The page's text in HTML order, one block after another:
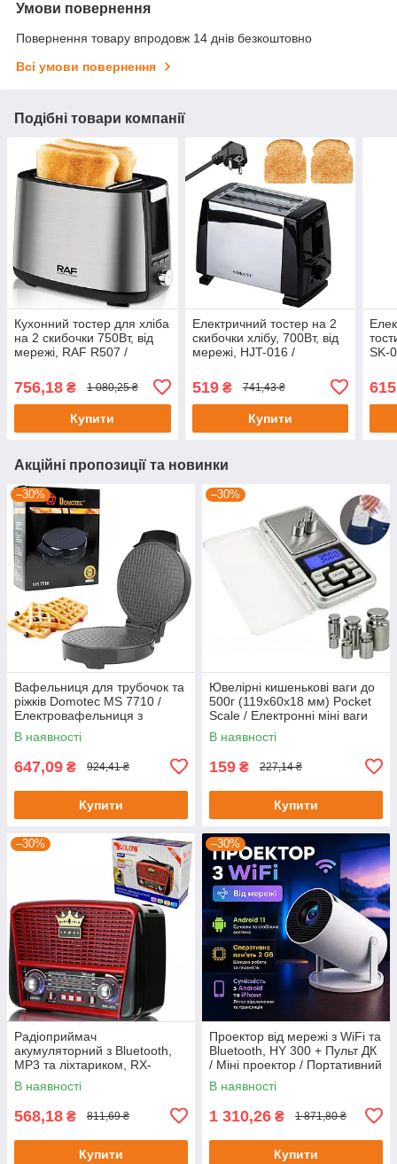
Умови повернення
Повернення товару впродовж 14 днів безкоштовно
Всі умови повернення
Подібні товари компанії
Кухонний тостер для хліба
на 2 скибочки 750Вт, від
мережі, RAF R507 /
Електричний тостер
побутовий
756,18 ₴ 1 080,25 ₴
Купити
Електричний тостер на 2
скибочки хлібу, 700Вт, від
мережі, HJT-016 /
для хліба
519₴ 741,43 ₴
Купити
SK-
для
Акційні пропозиції та новинки
–30%
Вафельниця для трубочок та
ріжків Domotec MS 7710 /
Електровафельниця з
антипригарним покриттям
В наявності
647,09 ₴ 924,41 ₴
Купити
–30%
Ювелірні кишенькові ваги до
500г (119x60x18 мм) Pocket
Scale / Електронні міні ваги
В наявності
159 ₴ 227,14 ₴
Купити
–30%
Радіоприймач
акумуляторний з Bluetooth,
MP3 та ліхтариком, RX-
BT455S AM / Портативне
радіо
В наявності
568,18 ₴ 811,69 ₴
Купити
–30%
Проектор від мережі з WiFi та
Bluetooth, HY 300 + Пульт ДК
/ Міні проектор / Портативний
проектор для смартфону
В наявності
1 310,26 ₴ 1 871,80 ₴
Купити